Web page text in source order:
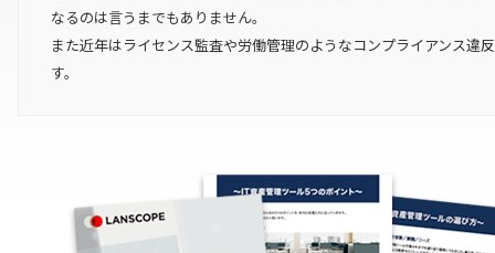
なるのは言うまでもありません。
また近年はライセンス監査や労働管理のようなコンプライアンス違
す。